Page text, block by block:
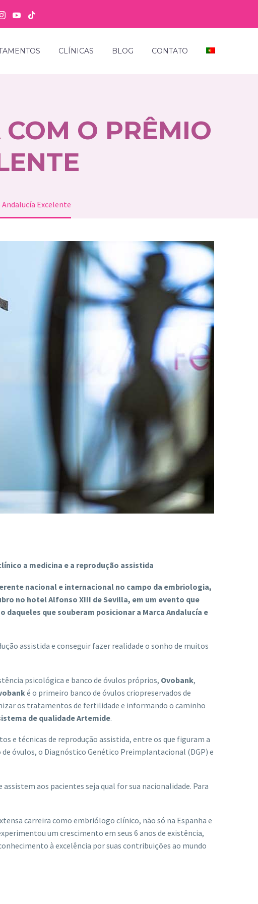
CLÍNICAS BLOG CONTATO
O PRÊMIO
Excelente
a medicina e a reprodução assistida
nacional e internacional no campo da embriologia,
no hotel Alfonso XIII de Sevilla, em um evento que
que souberam posicionar a Marca Andalucía e
assistida e conseguir fazer realidade o sonho de muitos
psicológica e banco de óvulos próprios, Ovobank,
é o primeiro banco de óvulos criopreservados de
os tratamentos de fertilidade e informando o caminho
de qualidade Artemide.
e técnicas de reprodução assistida, entre os que figuram a
óvulos, o Diagnóstico Genético Preimplantacional (DGP) e
aos pacientes seja qual for sua nacionalidade. Para
carreira como embriólogo clínico, não só na Espanha e
um crescimento em seus 6 anos de existência,
à excelência por suas contribuições ao mundo